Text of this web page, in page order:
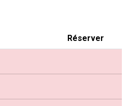
Réserver